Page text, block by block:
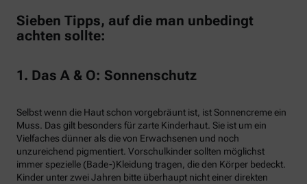
Sieben Tipps, auf die man unbedingt
achten sollte:
1. Das A & O: Sonnenschutz
Selbst wenn die Haut schon vorgebräunt ist, ist Sonnencreme ein
Muss. Das gilt besonders für zarte Kinderhaut. Sie ist um ein
Vielfaches dünner als die von Erwachsenen und noch
unzureichend pigmentiert. Vorschulkinder sollten möglichst
immer spezielle (Bade-)Kleidung tragen, die den Körper bedeckt.
Kinder unter zwei Jahren bitte überhaupt nicht einer direkten